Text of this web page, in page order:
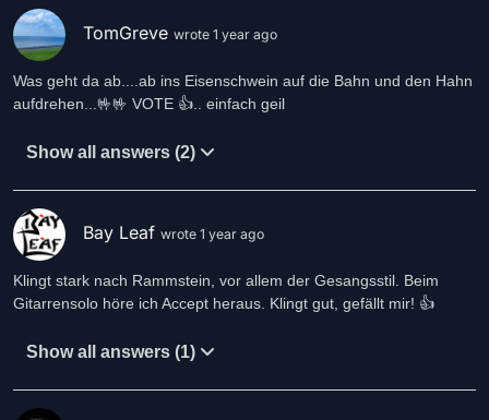
TomGreve wrote 1 year ago
Was geht da ab....ab ins Eisenschwein auf die Bahn und den Hahn
aufdrehen...🤟🤟 VOTE 👍.. einfach geil
Show all answers (2)
Bay Leaf wrote 1 year ago
Klingt stark nach Rammstein, vor allem der Gesangsstil. Beim
Gitarrensolo höre ich Accept heraus. Klingt gut, gefällt mir! 👍
Show all answers (1)